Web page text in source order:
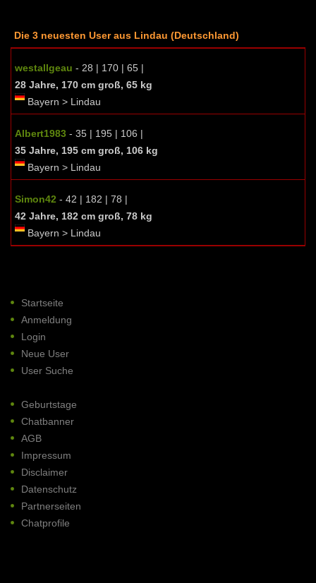
Die 3 neuesten User aus Lindau (Deutschland)
westallgeau - 28 | 170 | 65 |
28 Jahre, 170 cm groß, 65 kg
Bayern > Lindau
Albert1983 - 35 | 195 | 106 |
35 Jahre, 195 cm groß, 106 kg
Bayern > Lindau
Simon42 - 42 | 182 | 78 |
42 Jahre, 182 cm groß, 78 kg
Bayern > Lindau
Startseite
Anmeldung
Login
Neue User
User Suche
Geburtstage
Chatbanner
AGB
Impressum
Disclaimer
Datenschutz
Partnerseiten
Chatprofile